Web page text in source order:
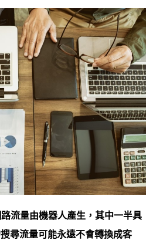
流量由機器人產生，其中一半具
尋流量可能永遠不會轉換成客